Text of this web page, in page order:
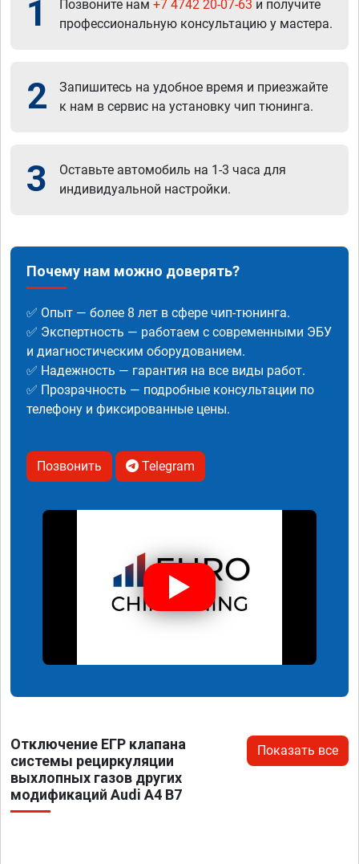
1 Позвоните нам +7 4742 20-07-63 и получите
профессиональную консультацию у мастера.
2
Запишитесь на удобное время и приезжайте
к нам в сервис на установку чип тюнинга.
3
Оставьте автомобиль на 1-3 часа для
индивидуальной настройки.
Почему нам можно доверять?
✅ Опыт — более 8 лет в сфере чип-тюнинга.
✅ Экспертность — работаем с современными ЭБУ
и диагностическим оборудованием.
✅ Надежность — гарантия на все виды работ.
✅ Прозрачность — подробные консультации по
телефону и фиксированные цены.
Позвонить Telegram
Отключение ЕГР клапана
системы рециркуляции
выхлопных газов других
модификаций Audi A4 B7
Показать все